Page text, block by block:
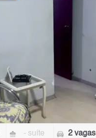
- suíte 2 vagas